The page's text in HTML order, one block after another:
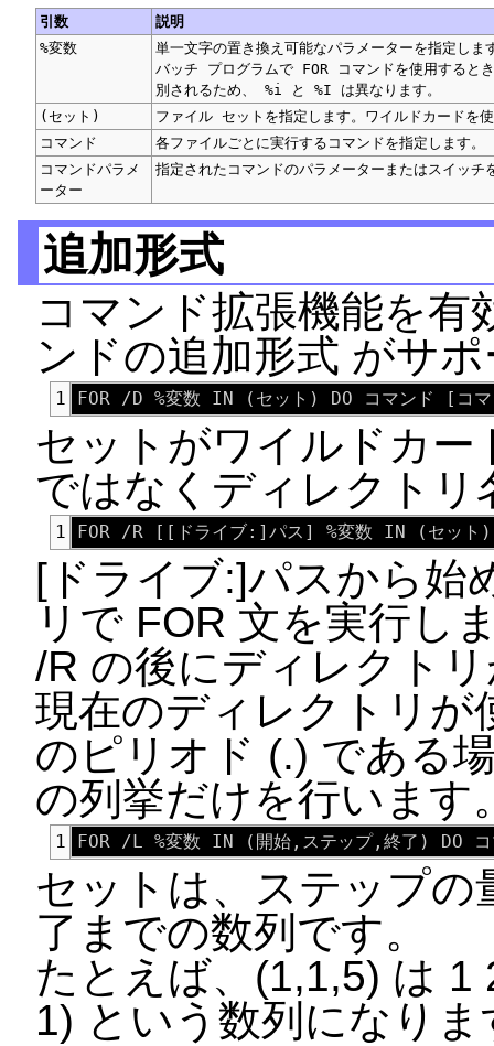
引数
説明
%変数
単一文字の置き換え可能なパラメーターを指定しま
バッチ プログラムで FOR コマンドを使用すると
別されるため、 %i と %I は異なります。
(セット)
ファイル セットを指定します。ワイルドカードを
コマンド
各ファイルごとに実行するコマンドを指定します。
コマンドパラメ
ーター
指定されたコマンドのパラメーターまたはスイッチ
追加形式
コマンド拡張機能を有
ンドの追加形式 がサ
1
セットがワイルドカ
ではなくディレクトリ
1
[ドライブ:]パスから始
リで FOR 文を実行し
/R の後にディレクト
現在のディレクトリが
のピリオド (.) である
の列挙だけを行います
1
セットは、ステップの
了までの数列です。
たとえば、(1,1,5) は 1
1) という数列になりま